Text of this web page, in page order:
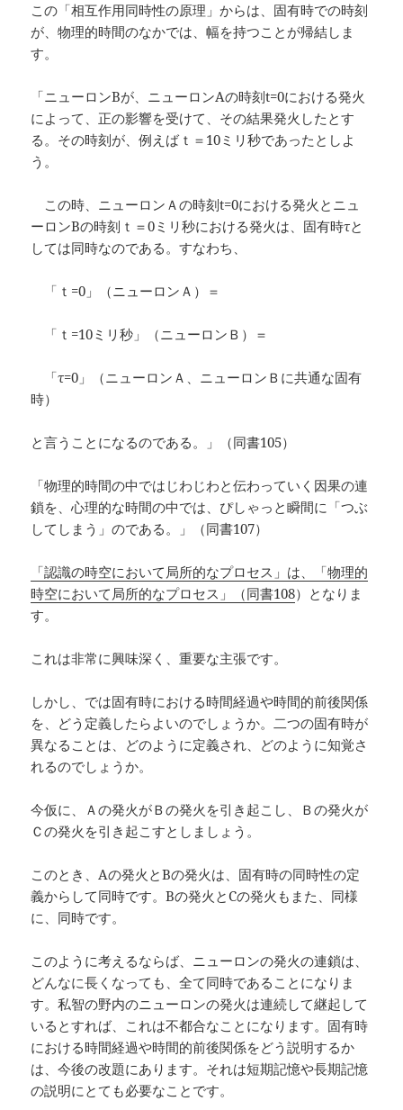
この「相互作用同時性の原理」からは、固有時での時刻
が、物理的時間のなかでは、幅を持つことが帰結しま
す。
「ニューロンBが、ニューロンAの時刻t=0における発火
によって、正の影響を受けて、その結果発火したとす
る。その時刻が、例えばｔ＝10ミリ秒であったとしよ
う。
この時、ニューロンＡの時刻t=0における発火とニュ
ーロンBの時刻ｔ＝0ミリ秒における発火は、固有時τと
しては同時なのである。すなわち、
「ｔ=0」（ニューロンＡ）＝
「ｔ=10ミリ秒」（ニューロンＢ）＝
「τ=0」（ニューロンＡ、ニューロンＢに共通な固有
時）
と言うことになるのである。」（同書105）
「物理的時間の中ではじわじわと伝わっていく因果の連
鎖を、心理的な時間の中では、ぴしゃっと瞬間に「つぶ
してしまう」のである。」（同書107）
「認識の時空において局所的なプロセス」は、「物理的
時空において局所的なプロセス」（同書108）となりま
す。
これは非常に興味深く、重要な主張です。
しかし、では固有時における時間経過や時間的前後関係
を、どう定義したらよいのでしょうか。二つの固有時が
異なることは、どのように定義され、どのように知覚さ
れるのでしょうか。
今仮に、Ａの発火がＢの発火を引き起こし、Ｂの発火が
Ｃの発火を引き起こすとしましょう。
このとき、Aの発火とBの発火は、固有時の同時性の定
義からして同時です。Bの発火とCの発火もまた、同様
に、同時です。
このように考えるならば、ニューロンの発火の連鎖は、
どんなに長くなっても、全て同時であることになりま
す。私智の野内のニューロンの発火は連続して継起して
いるとすれば、これは不都合なことになります。固有時
における時間経過や時間的前後関係をどう説明するか
は、今後の改題にあります。それは短期記憶や長期記憶
の説明にとても必要なことです。